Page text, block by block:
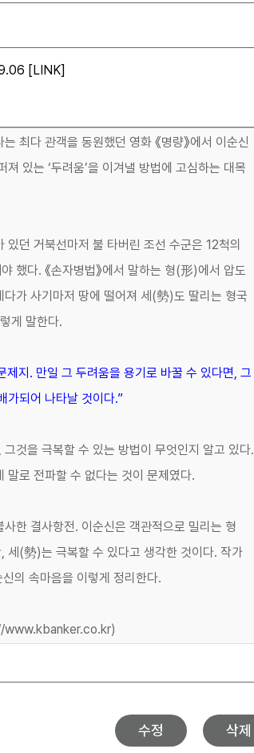
[LINK]
최다 관객을 동원했던 영화 《명량》에서 이순신
있는 ‘두려움’을 이겨낼 방법에 고심하는 대목
있던 거북선마저 불 타버린 조선 수군은 12척의
했다. 《손자병법》에서 말하는 형(形)에서 압도
다가 사기마저 땅에 떨어져 세(勢)도 딸리는 형국
게 말한다.
제지. 만일 그 두려움을 용기로 바꿀 수 있다면, 그
가되어 나타날 것이다.”
것을 극복할 수 있는 방법이 무엇인지 알고 있다.
말로 전파할 수 없다는 것이 문제였다.
한 결사항전. 이순신은 객관적으로 밀리는 형
세(勢)는 극복할 수 있다고 생각한 것이다. 작가
신의 속마음을 이렇게 정리한다.
www.kbanker.co.kr)
수정 삭제